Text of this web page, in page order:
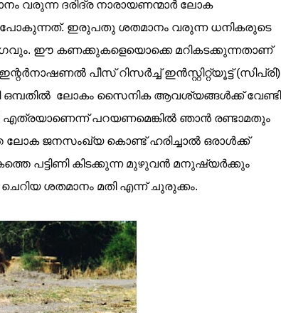
ദരിദ്ര നാരായണന്മാര്‍ ലോക
പോകുന്നത്. ഇരുപതു ശതമാനം വരുന്ന ധനികരുടെ
ഈ കണക്കുകളെയൊക്കെ മറികടക്കുന്നതാണ്
പീസ്‌ റിസര്‍ച്ച് ഇന്‍സ്റ്റിറ്റ്യൂട്ട് (സിപ്രി)
ഒമ്പതില്‍ ലോകം സൈനിക ആവശ്യങ്ങള്‍ക്ക് വേണ്ടി
എത്രയാണെന്ന് പറയണമെങ്കില്‍ ഞാന്‍ രണ്ടാമതും
ജനസംഖ്യ കൊണ്ട് ഹരിച്ചാല്‍ ഒരാള്‍ക്ക്‌
പട്ടിണി കിടക്കുന്ന മുഴുവന്‍ മനുഷ്യര്‍ക്കും
ശതമാനം മതി എന്ന് ചുരുക്കം.